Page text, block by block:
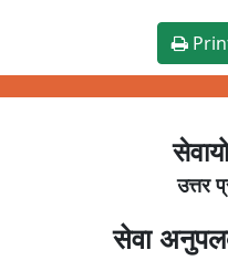
उत्तर
सेवा